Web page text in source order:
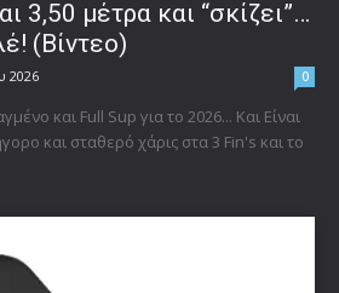
3,50 μέτρα και “σκίζει”…
(Βίντεο)
2026 0
και Full Sup για το 2026... Και Είναι
και σταθερό χάρις στα 3 Fin's και το